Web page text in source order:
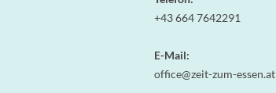
+43 664 7642291
E-Mail:
office@zeit-zum-essen.at